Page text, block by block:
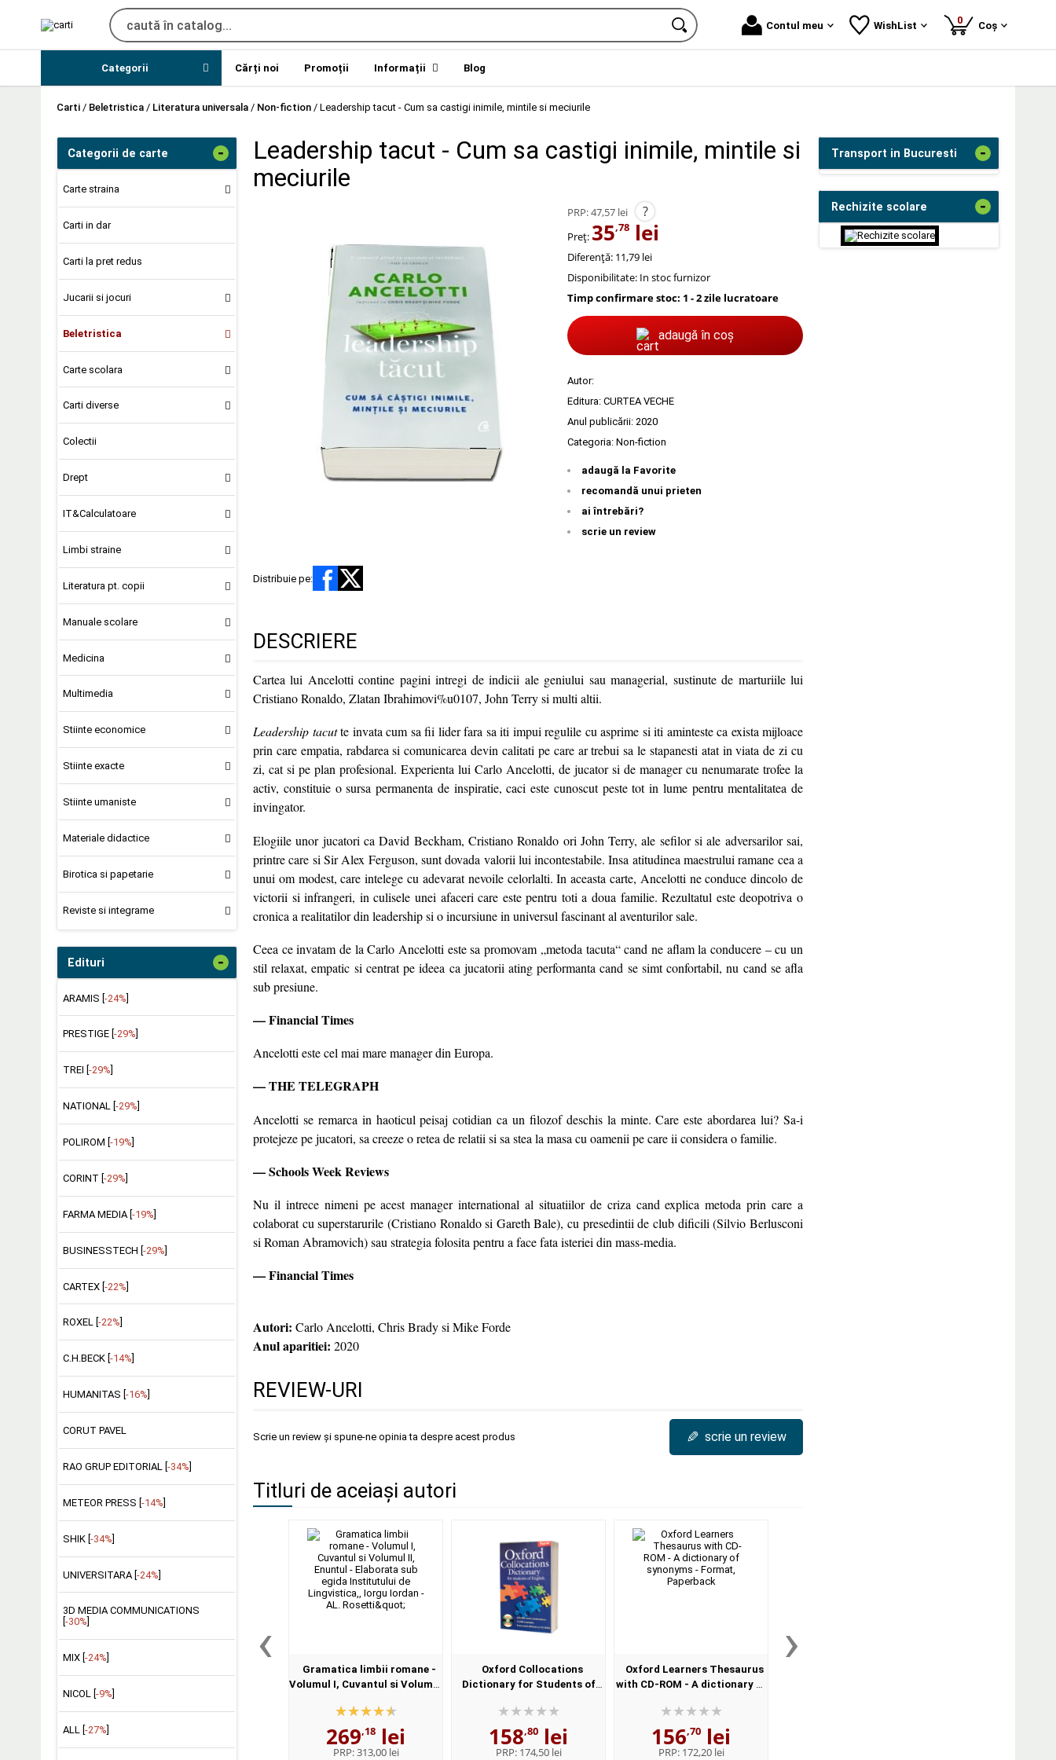
Contul meu WishList 0produse
Coș
Categorii Cărți noi Promoții Informații Blog
Carti / Beletristica / Literatura universala / Non-fiction / Leadership tacut - Cum sa castigi inimile, mintile si meciurile
Categorii de carte -
Carte straina
Carti in dar
Carti la pret redus
Jucarii si jocuri
Beletristica
Carte scolara
Carti diverse
Colectii
Drept
IT&Calculatoare
Limbi straine
Literatura pt. copii
Manuale scolare
Medicina
Multimedia
Stiinte economice
Stiinte exacte
Stiinte umaniste
Materiale didactice
Birotica si papetarie
Reviste si integrame
Edituri -
ARAMIS [-24%]
PRESTIGE [ -29%
TREI [ -29%
NATIONAL [ -29%
POLIROM [ -19%
CORINT [ -29%
FARMA MEDIA [ -19%
BUSINESSTECH [-29%]
CARTEX [-22%]
ROXEL [ -22%
C.H.BECK [ -14%
HUMANITAS [ -16%
CORUT PAVEL
RAO GRUP EDITORIAL [ -34%
METEOR PRESS [ -14%
SHIK [-34%]
UNIVERSITARA [-24%]
3D MEDIA COMMUNICATIONS
-30%
MIX [ -24%
NICOL [ -9%
ALL [ -27%
Leadership tacut - Cum sa castigi inimile, mintile si
meciurile
PRP:47,57 lei ?
Preț: 35,78 lei
Diferență: 11,79 lei
Disponibilitate: In stoc furnizor
Timp confirmare stoc: 1 - 2 zile lucratoare
adaugă în coș
Autor:
Editura: CURTEA VECHE
Anul publicării: 2020
Categoria: Non-fiction
adaugă la Favorite
recomandă unui prieten
ai întrebări?
scrie un review
Distribuie pe:
DESCRIERE
Cartea lui Ancelotti contine pagini intregi de indicii ale geniului sau managerial, sustinute de marturiile lui
Cristiano Ronaldo, Zlatan Ibrahimovi%u0107, John Terry si multi altii.
Leadership tacutte invata cum sa fii lider fara sa iti impui regulile cu asprime si iti aminteste ca exista mijloace
prin care empatia, rabdarea si comunicarea devin calitati pe care ar trebui sa le stapanesti atat in viata de zi cu
zi, cat si pe plan profesional. Experienta lui Carlo Ancelotti, de jucator si de manager cu nenumarate trofee la
activ, constituie o sursa permanenta de inspiratie, caci este cunoscut peste tot in lume pentru mentalitatea de
invingator.
Elogiile unor jucatori ca David Beckham, Cristiano Ronaldo ori John Terry, ale sefilor si ale adversarilor sai,
printre care si Sir Alex Ferguson, sunt dovada valorii lui incontestabile. Insa atitudinea maestrului ramane cea a
unui om modest, care intelege cu adevarat nevoile celorlalti. In aceasta carte, Ancelotti ne conduce dincolo de
victorii si infrangeri, in culisele unei afaceri care este pentru toti a doua familie. Rezultatul este deopotriva o
cronica a realitatilor din leadership si o incursiune in universul fascinant al aventurilor sale.
Ceea ce invatam de la Carlo Ancelotti este sa promovam „metoda tacuta“ cand ne aflam la conducere – cu un
stil relaxat, empatic si centrat pe ideea ca jucatorii ating performanta cand se simt confortabil, nu cand se afla
sub presiune.
—Financial Times
Ancelotti este cel mai mare manager din Europa.
—THE TELEGRAPH
Ancelotti se remarca in haoticul peisaj cotidian ca un filozof deschis la minte. Care este abordarea lui? Sa-i
protejeze pe jucatori, sa creeze o retea de relatii si sa stea la masa cu oamenii pe care ii considera o familie.
—Schools Week Reviews
Nu il intrece nimeni pe acest manager international al situatiilor de criza cand explica metoda prin care a
colaborat cu superstarurile (Cristiano Ronaldo si Gareth Bale), cu presedintii de club dificili (Silvio Berlusconi
si Roman Abramovich) sau strategia folosita pentru a face fata isteriei din mass-media.
—Financial Times
Autori: Carlo Ancelotti, Chris Brady si Mike Forde
Anul aparitiei: 2020
REVIEW-URI
Scrie un review și spune-ne opinia ta despre acest produs ✎ scrie un review
Titluri de aceiași autori
‹
Gramatica limbii romane -
Volumul I, Cuvantul si Volumul
egida Institutului de
Lingvistica,,...
269,18 lei
PRP:313,00 lei
Oxford Collocations
Dictionary for Students of
students of English - Format,
Paperback
158,80 lei
PRP: 174,50 lei
Oxford Learners Thesaurus
with CD-ROM - A dictionary of
Paperback
156,70 lei
PRP: 172,20 lei
›
Transport in Bucuresti -
Rechizite scolare -